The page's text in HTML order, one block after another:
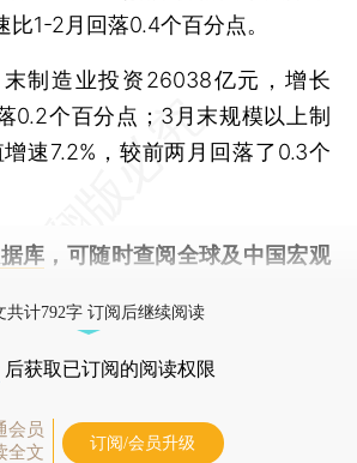
比1-2月回落0.4个百分点。
造业投资26038亿元，增长
0.2个百分点；3月末规模以上制
速7.2%，较前两月回落了0.3个
库 ，可随时查阅全球及中国宏观
共计792字 订阅后继续阅读
后获取已订阅的阅读权限
会员
全文
订阅/会员升级